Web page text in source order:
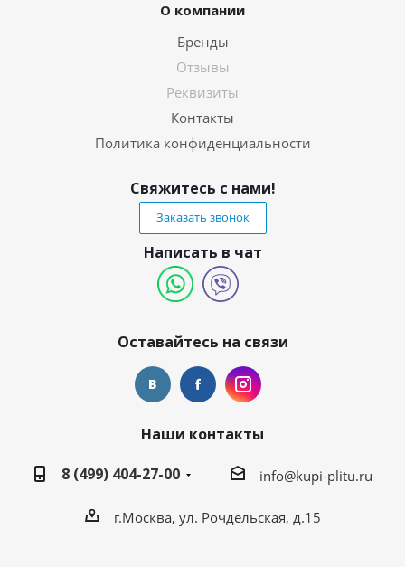
О компании
Бренды
Отзывы
Реквизиты
Контакты
Политика конфиденциальности
Свяжитесь с нами!
Заказать звонок
Написать в чат
Оставайтесь на связи
Наши контакты
8 (499) 404-27-00
info@kupi-plitu.ru
г.Москва, ул. Рочдельская, д.15